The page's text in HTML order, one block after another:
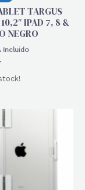
TARGUS
IPAD 7, 8 &
NEGRO
Incluido